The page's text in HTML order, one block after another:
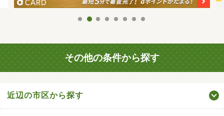
その他の条件から探す
近辺の市区から探す